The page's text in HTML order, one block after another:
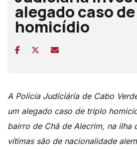
alegado caso
homicídio
A Polícia Judiciária de Cabo
um alegado caso de triplo
bairro de Chã de Alecrim, na ilha
vítimas são de nacionalidade